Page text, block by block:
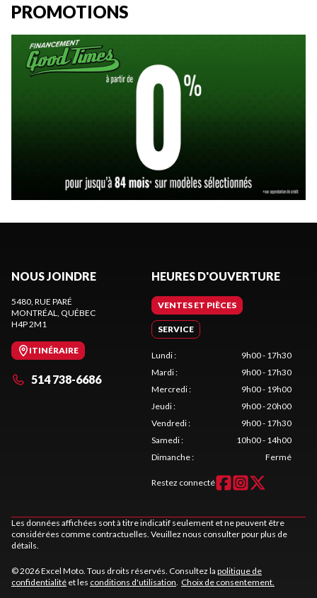
PROMOTIONS
NOUS JOINDRE
5480, RUE PARÉ
MONTRÉAL
, QUÉBEC
H4P 2M1
ITINÉRAIRE
514 738-6686
HEURES D'OUVERTURE
VENTES ET PIÈCES
SERVICE
Lundi:
9h00 - 17h30
Mardi:
9h00 - 17h30
Mercredi:
9h00 - 19h00
Jeudi:
9h00 - 20h00
Vendredi:
9h00 - 17h30
Samedi:
10h00 - 14h00
Dimanche: Fermé
Restez connecté
Les données affichées sont à titre indicatif seulement et ne peuvent être
considérées comme contractuelles. Veuillez nous consulter pour plus de
détails.
© 2026 Excel Moto. Tous droits réservés. Consultez la politique de
confidentialité et les conditions d'utilisation Choix de consentement.